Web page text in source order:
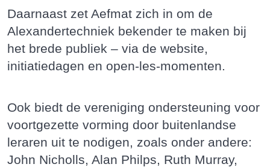
Daarnaast zet Aefmat zich in om de
Alexandertechniek bekender te maken bij
het brede publiek – via de website,
initiatiedagen en open-les-momenten.
Ook biedt de vereniging ondersteuning voor
voortgezette vorming door buitenlandse
leraren uit te nodigen, zoals onder andere:
John Nicholls, Alan Philps, Ruth Murray,